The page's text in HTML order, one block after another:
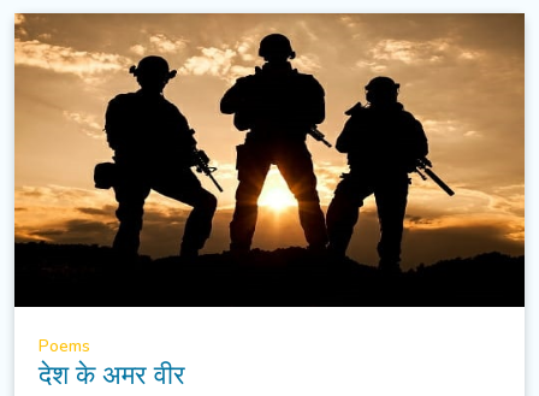
Poems
देश के अमर वीर